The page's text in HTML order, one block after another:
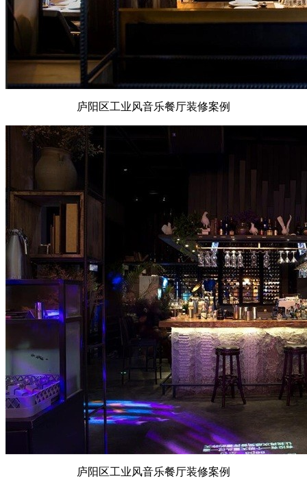
庐阳区工业风音乐餐厅装修案例
庐阳区工业风音乐餐厅装修案例